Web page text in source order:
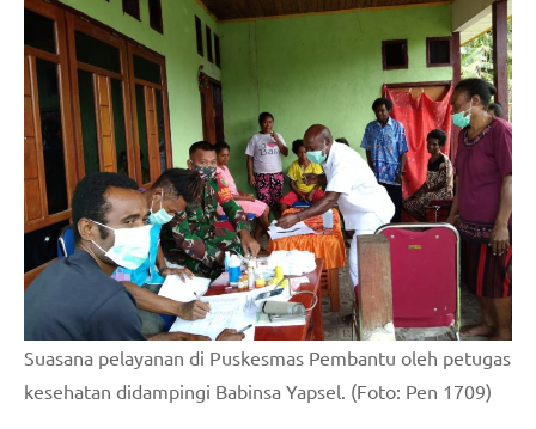
Suasana pelayanan di Puskesmas Pembantu oleh petugas
kesehatan didampingi Babinsa Yapsel. (Foto: Pen 1709)